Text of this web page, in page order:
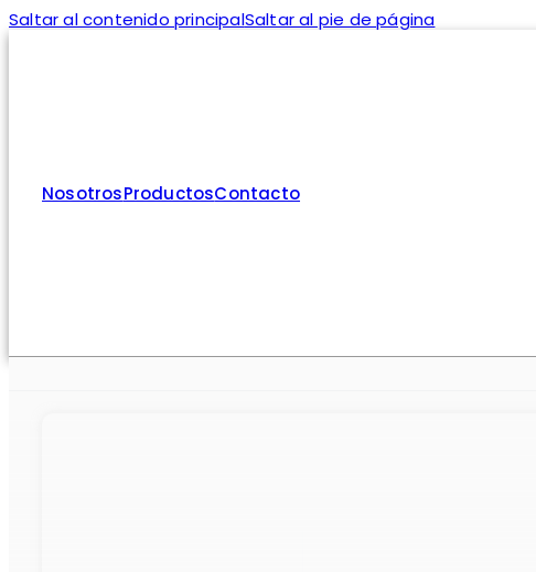
Saltar al contenido principalSaltar al pie de página
NosotrosProductosContacto